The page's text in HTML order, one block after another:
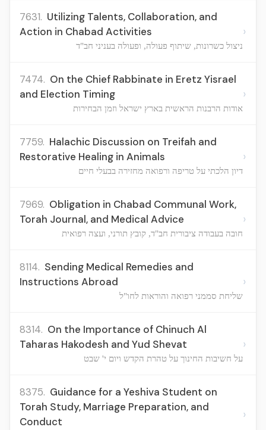
7631. Utilizing Talents, Collaboration, and
Action in Chabad Activities
ניצול כשרונות, שיתוף פעולה, ופעולה בעניני חב"ד
›
7474. On the Chief Rabbinate in Eretz Yisrael
and Election Timing
אודות הרבנות הראשית בארץ ישראל וזמן הבחירות
›
7759. Halachic Discussion on Treifah and
Restorative Healing in Animals
דיון הלכתי על טריפה ורפואה מחזירה בבעלי חיים
›
7969. Obligation in Chabad Communal Work,
Torah Journal, and Medical Advice
חובה בעבודה ציבורית חב"ד, קובץ תורני, ועצה רפואית
›
8114. Sending Medical Remedies and
Instructions Abroad
שליחת סממני רפואה והוראות לחו"ל
›
8314. On the Importance of Chinuch Al
Taharas Hakodesh and Yud Shevat
על חשיבות החינוך על טהרת הקדש ויום י' שבט
›
8375. Guidance for a Yeshiva Student on
Torah Study, Marriage Preparation, and
Conduct
›